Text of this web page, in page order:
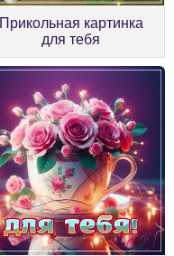
Прикольная картинка
для тебя